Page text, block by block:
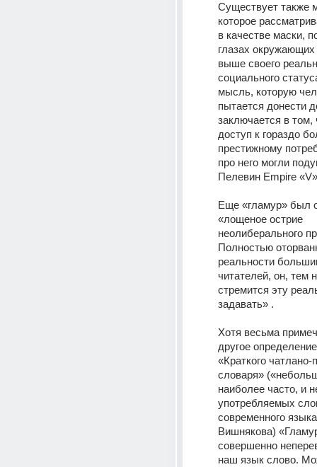
Существует также
которое
в качестве маски,
глазах
выше своего
социального
мысль, которую
пытается донести
заключается в том,
доступ к гораздо
престижному
про него могли
Пелевин Empire
Еще «гламур» был
«лощеное острие
неолиберального
Полностью
реальности
читателей, он, тем
стремится эту
задавать» .
Хотя весьма
другое
«Краткого чатлано-
словаря»
наиболее часто, и
употребляемых
современного
Вишнякова)
совершенно
наш язык слово.